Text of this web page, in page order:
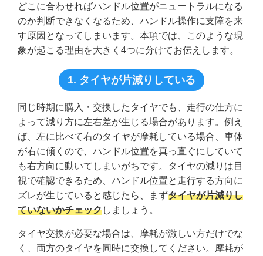
どこに合わせればハンドル位置がニュートラルになる
のか判断できなくなるため、ハンドル操作に支障を来
す原因となってしまいます。本項では、このような現
象が起こる理由を大きく4つに分けてお伝えします。
1. タイヤが片減りしている
同じ時期に購入・交換したタイヤでも、走行の仕方に
よって減り方に左右差が生じる場合があります。例え
ば、左に比べて右のタイヤが摩耗している場合、車体
が右に傾くので、ハンドル位置を真っ直ぐにしていて
も右方向に動いてしまいがちです。タイヤの減りは目
視で確認できるため、ハンドル位置と走行する方向に
ズレが生じていると感じたら、まずタイヤが片減りし
ていないかチェックしましょう。
タイヤ交換が必要な場合は、摩耗が激しい方だけでな
く、両方のタイヤを同時に交換してください。摩耗が